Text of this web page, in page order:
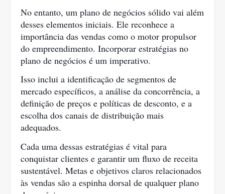
No entanto, um plano de negócios sólido vai além
desses elementos iniciais. Ele reconhece a
importância das vendas como o motor propulsor
do empreendimento. Incorporar estratégias no
plano de negócios é um imperativo.
Isso inclui a identificação de segmentos de
mercado específicos, a análise da concorrência, a
definição de preços e políticas de desconto, e a
escolha dos canais de distribuição mais
adequados.
Cada uma dessas estratégias é vital para
conquistar clientes e garantir um fluxo de receita
sustentável. Metas e objetivos claros relacionados
às vendas são a espinha dorsal de qualquer plano